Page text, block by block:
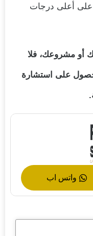
على أعلى درجات
أو مشروعك، فلا
على استشارة
واتس اب